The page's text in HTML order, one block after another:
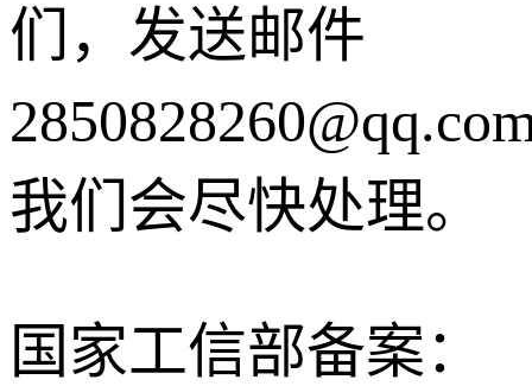
们，发送邮件
我们会尽快处理。
国家工信部备案：